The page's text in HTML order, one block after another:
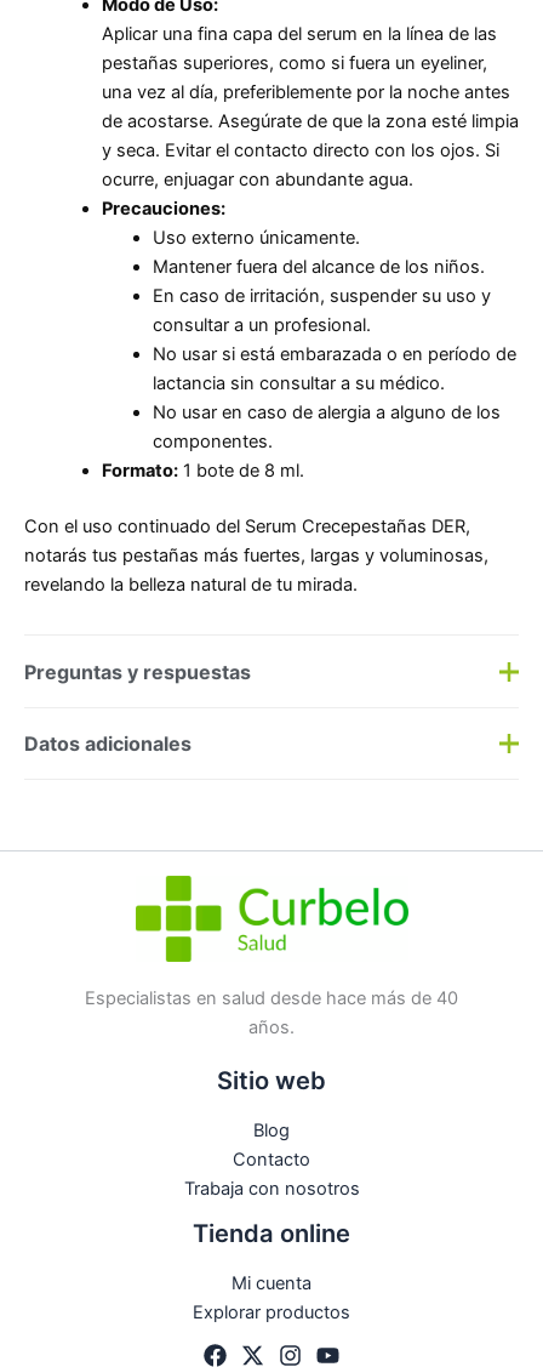
Modo de Uso:
Aplicar una fina capa del serum en la línea de las
pestañas superiores, como si fuera un eyeliner,
una vez al día, preferiblemente por la noche antes
de acostarse. Asegúrate de que la zona esté limpia
y seca. Evitar el contacto directo con los ojos. Si
ocurre, enjuagar con abundante agua.
Precauciones:
Uso externo únicamente.
Mantener fuera del alcance de los niños.
En caso de irritación, suspender su uso y
consultar a un profesional.
No usar si está embarazada o en período de
lactancia sin consultar a su médico.
No usar en caso de alergia a alguno de los
componentes.
Formato:1 bote de 8 ml.
Con el uso continuado del Serum Crecepestañas DER,
notarás tus pestañas más fuertes, largas y voluminosas,
revelando la belleza natural de tu mirada.
Preguntas y respuestas
Preguntas y respuestas
No hay preguntas todavía
Datos adicionales
Especialistas en salud desde hace más de 40
años.
Sitio web
Blog
Contacto
Trabaja con nosotros
Tienda online
Mi cuenta
Explorar productos